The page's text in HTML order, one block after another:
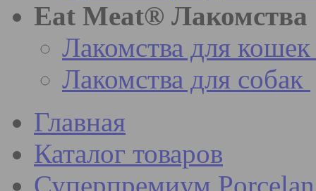
Eat Meat® Лакомства
Лакомства для кошек
Лакомства для собак
Главная
Каталог товаров